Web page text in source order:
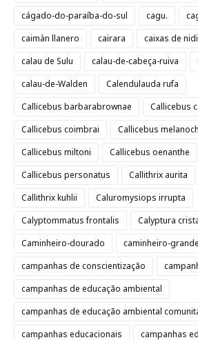
cágado-do-paraíba-do-sul
cagu.
caimàn llanero
cairara caixas de
calau de Sulu
calau-de-cabeça-ruiva
calau-de-Walden
Calendulauda rufa
Callicebus barbarabrownae
Callicebus
Callicebus coimbrai
Callicebus
Callicebus miltoni
Callicebus oenanthe
Callicebus personatus
Callithrix aurita
Callithrix kuhlii
Caluromysiops irrupta
Calyptommatus frontalis
Calyptura
Caminheiro-dourado
caminheiro-grande
campanhas de conscientização
campanhas de educação ambiental
campanhas de educação ambiental
campanhas educacionais
campanhas